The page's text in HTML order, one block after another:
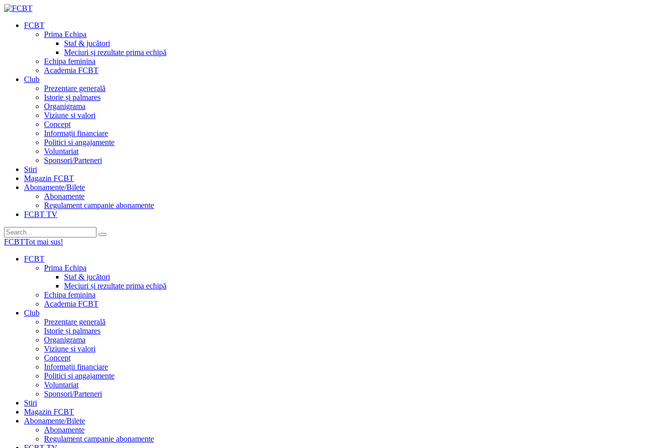
FCBT
Prima Echipa
Staf & jucători
Meciuri și rezultate prima echipă
Echipa feminina
Academia FCBT
Club
Prezentare generală
Istorie și palmares
Organigrama
Viziune si valori
Concept
Informații financiare
Politici si angajamente
Voluntariat
Sponsori/Parteneri
Stiri
Magazin FCBT
Abonamente/Bilete
Abonamente
Regulament campanie abonamente
FCBT TV
FCBTTot mai sus!
FCBT
Prima Echipa
Staf & jucători
Meciuri și rezultate prima echipă
Echipa feminina
Academia FCBT
Club
Prezentare generală
Istorie și palmares
Organigrama
Viziune si valori
Concept
Informații financiare
Politici si angajamente
Voluntariat
Sponsori/Parteneri
Stiri
Magazin FCBT
Abonamente/Bilete
Abonamente
Regulament campanie abonamente